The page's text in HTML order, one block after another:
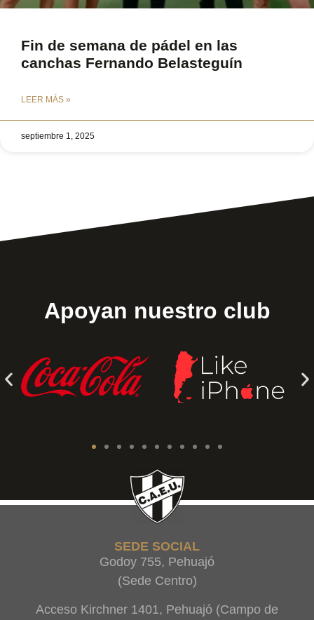
Fin de semana de pádel en las
canchas Fernando Belasteguín
LEER MÁS »
septiembre 1, 2025
Apoyan nuestro club
SEDE SOCIAL
Godoy 755, Pehuajó
(Sede Centro)
Acceso Kirchner 1401, Pehuajó (Campo de